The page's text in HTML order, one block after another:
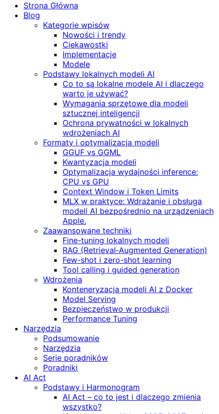
Strona Główna
Blog
Kategorie wpisów
Nowości i trendy
Ciekawostki
Implementacje
Modele
Podstawy lokalnych modeli AI
Co to są lokalne modele AI i dlaczego
warto je używać?
Wymagania sprzętowe dla modeli
sztucznej inteligencji
Ochrona prywatności w lokalnych
wdrożeniach AI
Formaty i optymalizacja modeli
GGUF vs GGML
Kwantyzacja modeli
Optymalizacja wydajności inference:
CPU vs GPU
Context Window i Token Limits
MLX w praktyce: Wdrażanie i obsługa
modeli AI bezpośrednio na urządzeniach
Apple.
Zaawansowane techniki
Fine-tuning lokalnych modeli
RAG (Retrieval‑Augmented Generation)
Few-shot i zero-shot learning
Tool calling i guided generation
Wdrożenia
Konteneryzacja modeli AI z Docker
Model Serving
Bezpieczeństwo w produkcji
Performance Tuning
Narzędzia
Podsumowanie
Narzędzia
Serie poradników
Poradniki
AI Act
Podstawy i Harmonogram
AI Act – co to jest i dlaczego zmienia
wszystko?